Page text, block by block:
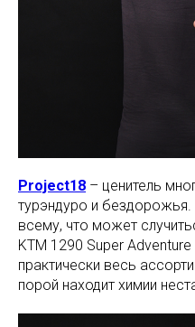
Project18 – ценитель
турэндуро и
всему, что может
KTM 1290 Super
практически весь
порой находит химии